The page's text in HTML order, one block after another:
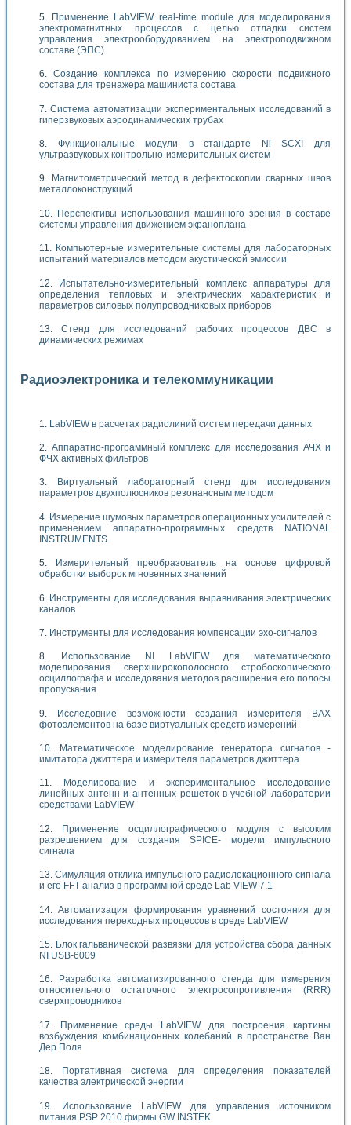
Применение LabVIEW real-time module для моделирования
электромагнитных процессов с целью отладки систем
управления электрооборудованием на электроподвижном
составе (ЭПС)
Создание комплекса по измерению скорости подвижного
состава для тренажера машиниста состава
Система автоматизации экспериментальных исследований в
гиперзвуковых аэродинамических трубах
Функциональные модули в стандарте Nl SCXI для
ультразвуковых контрольно-измерительных систем
Магнитометрический метод в дефектоскопии сварных швов
металлоконструкций
Перспективы использования машинного зрения в составе
системы управления движением экраноплана
Компьютерные измерительные системы для лабораторных
испытаний материалов методом акустической эмиссии
Испытательно-измерительный комплекс аппаратуры для
определения тепловых и электрических характеристик и
параметров силовых полупроводниковых приборов
Стенд для исследований рабочих процессов ДВС в
динамических режимах
Радиоэлектроника и телекоммуникации
LabVIEW в расчетах радиолиний систем передачи данных
Аппаратно-программный комплекс для исследования АЧХ и
ФЧХ активных фильтров
Виртуальный лабораторный стенд для исследования
параметров двухполюсников резонансным методом
Измерение шумовых параметров операционных усилителей с
применением аппаратно-программных средств NATIONAL
INSTRUMENTS
Измерительный преобразователь на основе цифровой
обработки выборок мгновенных значений
Инструменты для исследования выравнивания электрических
каналов
Инструменты для исследования компенсации эхо-сигналов
Использование NI LabVIEW для математического
моделирования сверхширокополосного стробоскопического
осциллографа и исследования методов расширения его полосы
пропускания
Исследовние возможности создания измерителя ВАХ
фотоэлементов на базе виртуальных средств измерений
Математическое моделирование генератора сигналов -
имитатора джиттера и измерителя параметров джиттера
Моделирование и экспериментальное исследование
линейных антенн и антенных решеток в учебной лаборатории
средствами LabVIEW
Применение осциллографического модуля с высоким
разрешением для создания SPICE- модели импульсного
сигнала
Симуляция отклика импульсного радиолокационного сигнала
и его FFT анализ в программной среде Lab VIEW 7.1
Автоматизация формирования уравнений состояния для
исследования переходных процессов в среде LabVIEW
Блок гальванической развязки для устройства сбора данных
NI USB-6009
Разработка автоматизированного стенда для измерения
относительного остаточного электросопротивления (RRR)
сверхпроводников
Применение среды LabVIEW для построения картины
возбуждения комбинационных колебаний в пространстве Ван
Дер Поля
Портативная система для определения показателей
качества электрической энергии
Использование LabVIEW для управления источником
питания PSP 2010 фирмы GW INSTEK